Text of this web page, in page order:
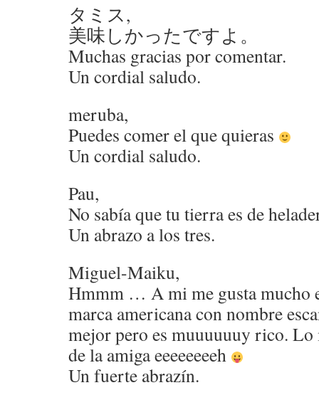
タミス,
美味しかったですよ。
Muchas gracias por comentar.
Un cordial saludo.
meruba,
Puedes comer el que quieras
Un cordial saludo.
Pau,
No sabía que tu tierra es de
Un abrazo a los tres.
Miguel-Maiku,
Hmmm … A mi me gusta mucho
marca americana con nombre
mejor pero es muuuuuuy rico.
de la amiga eeeeeeeeh
Un fuerte abrazín.